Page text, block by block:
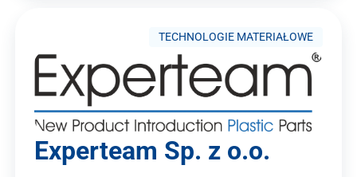
TECHNOLOGIE MATERIAŁOWE
Experteam Sp. z o.o.